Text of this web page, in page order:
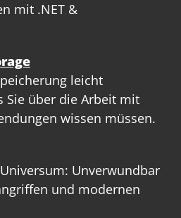
mit .NET &
leicht
Sie über die Arbeit mit
wissen müssen.
Unverwundbar
und modernen